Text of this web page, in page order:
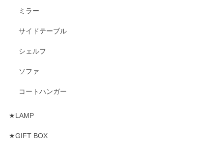
ミラー
サイドテーブル
シェルフ
ソファ
コートハンガー
★LAMP
★GIFT BOX